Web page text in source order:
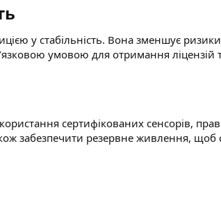
у стабільність. Вона зменшує ризики
умовою для отримання ліцензій
сертифікованих сенсорів,
забезпечити резервне живлення, щоб